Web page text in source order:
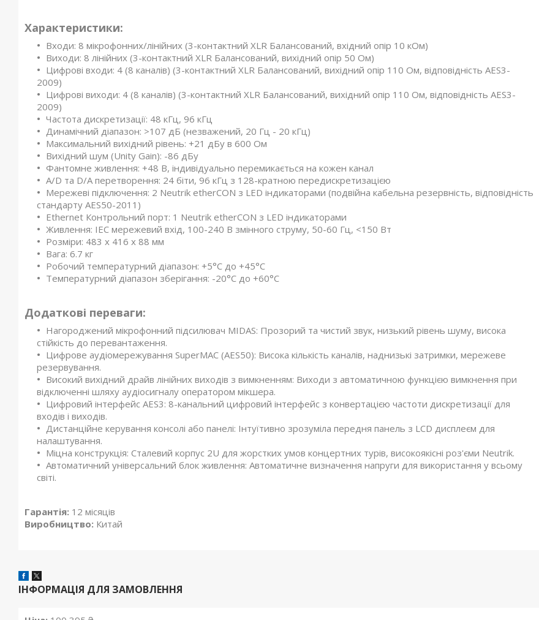
Характеристики:
Входи: 8 мікрофонних/лінійних (3-контактний XLR Балансований, вхідний опір 10 кОм)
Виходи: 8 лінійних (3-контактний XLR Балансований, вихідний опір 50 Ом)
Цифрові входи: 4 (8 каналів) (3-контактний XLR Балансований, вихідний опір 110 Ом, відповідність AES3-
2009)
Цифрові виходи: 4 (8 каналів) (3-контактний XLR Балансований, вихідний опір 110 Ом, відповідність AES3-
2009)
Частота дискретизації: 48 кГц, 96 кГц
Динамічний діапазон: >107 дБ (незважений, 20 Гц - 20 кГц)
Максимальний вихідний рівень: +21 дБу в 600 Ом
Вихідний шум (Unity Gain): -86 дБу
Фантомне живлення: +48 В, індивідуально перемикається на кожен канал
A/D та D/A перетворення: 24 біти, 96 кГц з 128-кратною передискретизацією
Мережеві підключення: 2 Neutrik etherCON з LED індикаторами (подвійна кабельна резервність, відповідність
стандарту AES50-2011)
Ethernet Контрольний порт: 1 Neutrik etherCON з LED індикаторами
Живлення: IEC мережевий вхід, 100-240 В змінного струму, 50-60 Гц, <150 Вт
Розміри: 483 x 416 x 88 мм
Вага: 6.7 кг
Робочий температурний діапазон: +5°C до +45°C
Температурний діапазон зберігання: -20°C до +60°C
Додаткові переваги:
Нагороджений мікрофонний підсилювач MIDAS: Прозорий та чистий звук, низький рівень шуму, висока
стійкість до перевантаження.
Цифрове аудіомережування SuperMAC (AES50): Висока кількість каналів, наднизькі затримки, мережеве
резервування.
Високий вихідний драйв лінійних виходів з вимкненням: Виходи з автоматичною функцією вимкнення при
відключенні шляху аудіосигналу оператором мікшера.
Цифровий інтерфейс AES3: 8-канальний цифровий інтерфейс з конвертацією частоти дискретизації для
входів і виходів.
Дистанційне керування консолі або панелі: Інтуїтивно зрозуміла передня панель з LCD дисплеєм для
налаштування.
Міцна конструкція: Сталевий корпус 2U для жорстких умов концертних турів, високоякісні роз'єми Neutrik.
Автоматичний універсальний блок живлення: Автоматичне визначення напруги для використання у всьому
світі.
Гарантія: 12 місяців
Виробництво: Китай
ІНФОРМАЦІЯ ДЛЯ ЗАМОВЛЕННЯ